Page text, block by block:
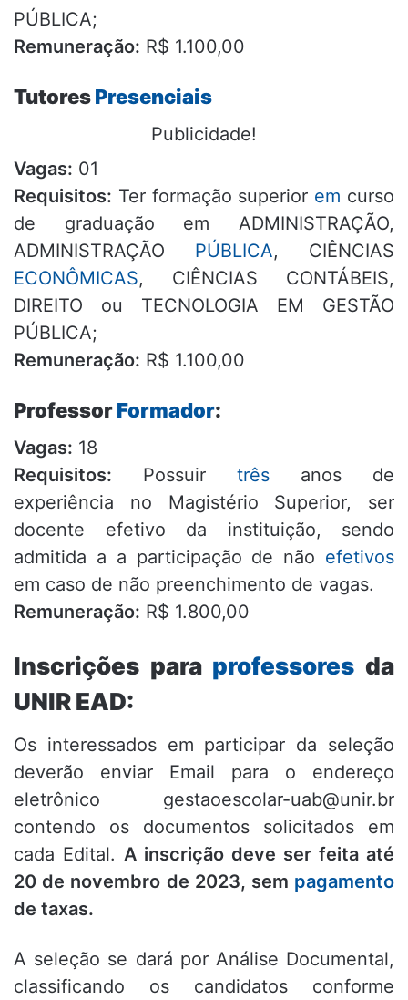
PÚBLICA;
Remuneração: R$ 1.100,00
TutoresPresenciais
Publicidade!
Vagas: 01
Requisitos: Ter formação superior em curso
de graduação em ADMINISTRAÇÃO,
ADMINISTRAÇÃO PÚBLICA, CIÊNCIAS
ECONÔMICAS, CIÊNCIAS CONTÁBEIS,
DIREITO ou TECNOLOGIA EM GESTÃO
PÚBLICA;
Remuneração: R$ 1.100,00
ProfessorFormador:
Vagas: 18
Requisitos: Possuir três anos de
experiência no Magistério Superior, ser
docente efetivo da instituição, sendo
admitida a a participação de não efetivos
em caso de não preenchimento de vagas.
Remuneração: R$ 1.800,00
Inscrições para professores da
UNIR EAD:
Os interessados em participar da seleção
deverão enviar Email para o endereço
eletrônico gestaoescolar-uab@unir.br
contendo os documentos solicitados em
cada Edital. A inscrição deve ser feita até
20 de novembro de 2023, sem pagamento
de taxas.
A seleção se dará por Análise Documental,
classificando os candidatos conforme